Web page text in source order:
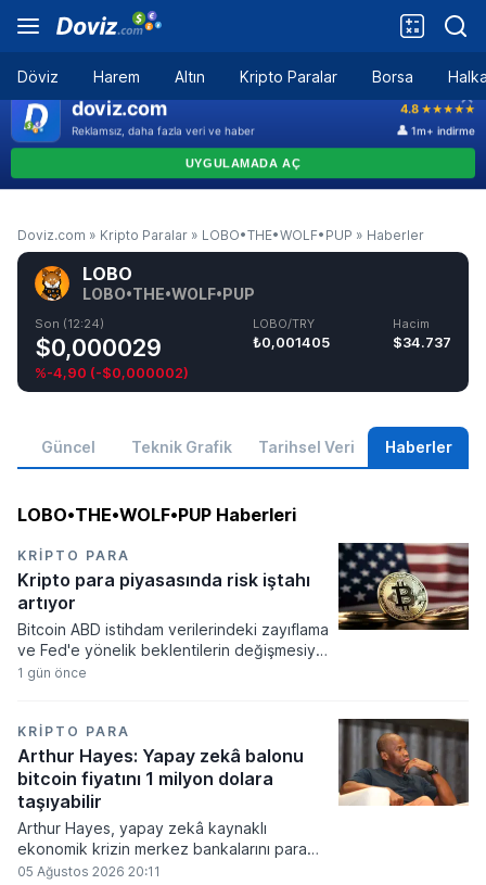
Döviz Harem Altın Kripto Paralar Borsa
Doviz.com » Kripto Paralar » LOBO•THE•WOLF•PUP » Haberler
LOBO
LOBO•THE•WOLF•PUP
Son (12:24)
$0,000029
%-4,90 (-$0,000002)
LOBO/TRY
₺0,001405
Hacim
$34.737
Güncel Teknik Grafik Tarihsel Veri Haberler
LOBO•THE•WOLF•PUP Haberleri
KRIPTO PARA
Kripto para piyasasında risk iştahı
artıyor
Bitcoin ABD istihdam verilerindeki zayıflama
ve Fed'e yönelik beklentilerin değişmesiyle
haftayı yükselişle kapattı. Kripto para
açıklanacak enflasyon rakamlarına ve
küresel gelişmelere çevrildi.
1 gün önce
KRIPTO PARA
Arthur Hayes: Yapay zekâ balonu
bitcoin fiyatını 1 milyon dolara
taşıyabilir
Arthur Hayes, yapay zekâ kaynaklı
ekonomik krizin merkez bankalarını para
basmaya zorlayacağını ve bu durumun
05 Ağustos 2026 20:11